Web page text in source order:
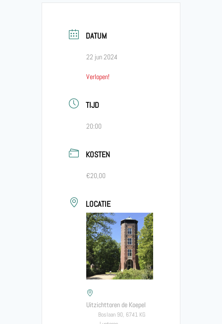
DATUM
22 jun 2024
Verlopen!
TIJD
20:00
KOSTEN
€20,00
LOCATIE
Uitzichttoren de Koepel
Boslaan 90, 6741 KG